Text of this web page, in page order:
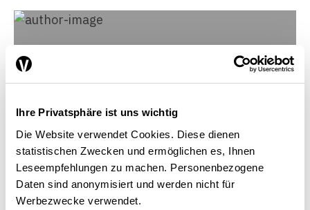
Ihre Privatsphäre ist uns wichtig
Die Website verwendet Cookies. Diese dienen
statistischen Zwecken und ermöglichen es, Ihnen
Leseempfehlungen zu machen. Personenbezogene
Daten sind anonymisiert und werden nicht für
Werbezwecke verwendet.